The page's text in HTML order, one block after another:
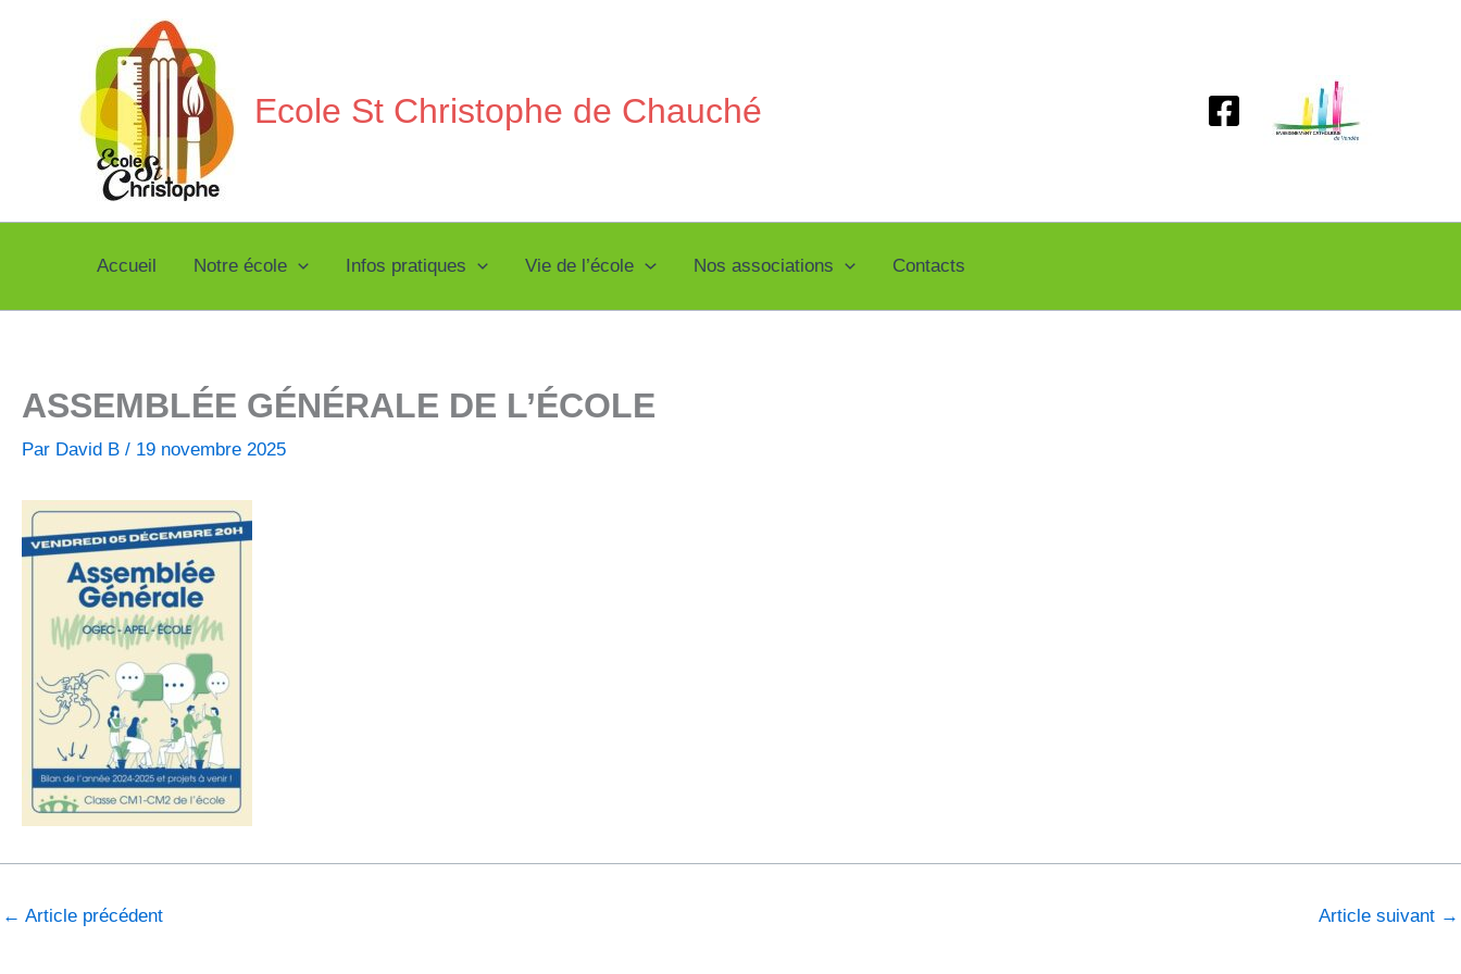
Ecole St Christophe de Chauché
Accueil Notre école Infos pratiques Vie de l’école Nos associations Contacts
ASSEMBLÉE GÉNÉRALE DE L’ÉCOLE
Par David B / 19 novembre 2025
← Article précédent Article suivant →